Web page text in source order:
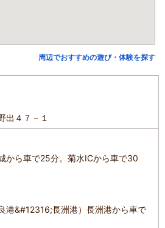
周辺でおすすめの遊び・体験を探す
出４７－１
から車で25分。菊水ICから車で30
港&#12316;長洲港）長洲港から車で